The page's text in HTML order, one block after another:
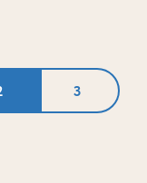
3